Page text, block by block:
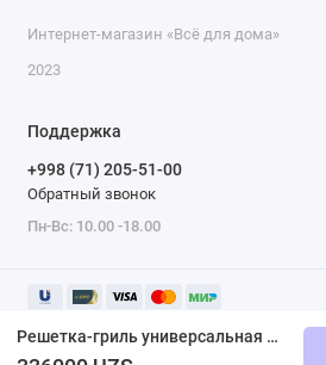
Решетка-гриль универсальная BoyScout GOLD 61901
Интернет-магазин «Всё для дома»
2023
Поддержка
+998 (71) 205-51-00
Обратный звонок
Пн-Вс: 10.00 -18.00